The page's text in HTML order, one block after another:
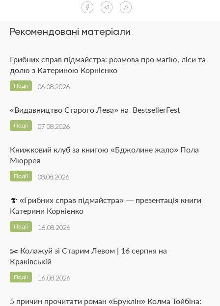
Рекомендовані матеріали
Грибних справ підмайстра: розмова про магію, ліси та
долю з Катериною Корнієнко
06.08.2026
Події
«Видавництво Старого Лева» на BestsellerFest
07.08.2026
Події
Книжковий клуб за книгою «Бджолине жало» Пола
Мюррея
08.08.2026
Події
🍄 «Грибних справ підмайстра» — презентація книги
Катерини Корнієнко
16.08.2026
Події
✂️ Колажуй зі Старим Левом | 16 серпня на
Краківській
16.08.2026
Події
5 причин прочитати роман «Бруклін» Колма Тойбіна: